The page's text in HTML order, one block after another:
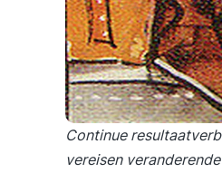
Continue
vereisen